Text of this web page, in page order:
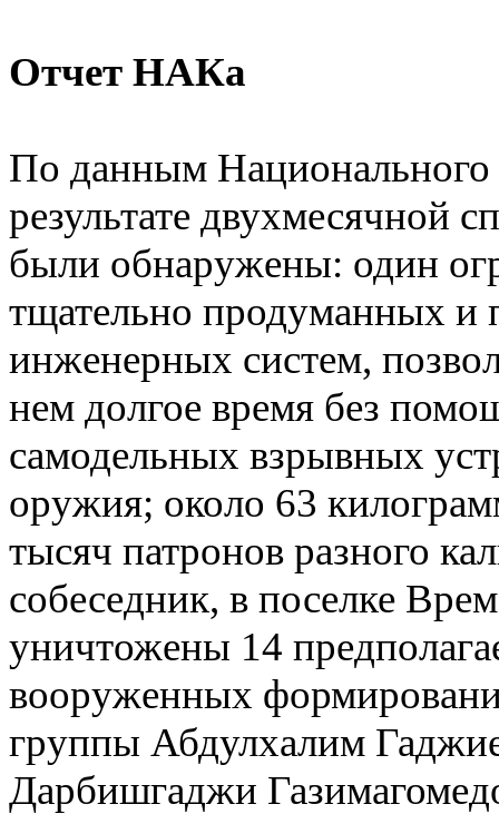
Отчет НАКа
По данным Национального
результате двухмесячной
были обнаружены: один
тщательно продуманных и
инженерных систем,
нем долгое время без
самодельных взрывных
оружия; около 63
тысяч патронов разного
собеседник, в поселке
уничтожены 14
вооруженных
группы Абдулхалим
Дарбишгаджи